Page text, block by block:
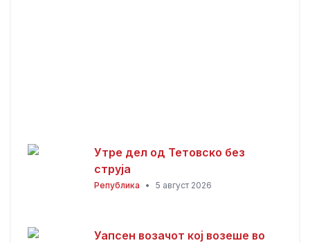
Утре дел од Тетовско без
струја
Република • 5 август 2026
Уапсен возачот кој возеше во